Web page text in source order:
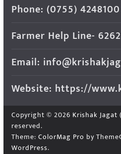
Phone: (0755) 4248100
Farmer Help Line-
Email:
Website: https://
Copyright © 2026 Krishak
reserved.
Theme: ColorMag Pro by
WordPress.